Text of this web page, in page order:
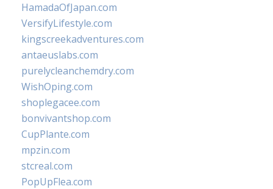
HamadaOfJapan.com
VersifyLifestyle.com
kingscreekadventures.com
antaeuslabs.com
purelycleanchemdry.com
WishOping.com
shoplegacee.com
bonvivantshop.com
CupPlante.com
mpzin.com
stcreal.com
PopUpFlea.com